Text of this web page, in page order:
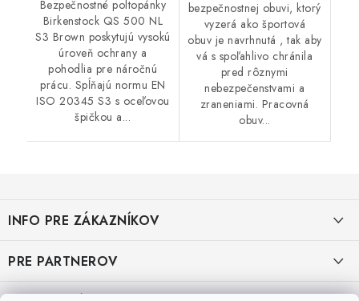
Bezpečnostné poltopánky
Birkenstock QS 500 NL
S3 Brown poskytujú vysokú
úroveň ochrany a
pohodlia pre náročnú
prácu. Spĺňajú normu EN
ISO 20345 S3 s oceľovou
špičkou a...
bezpečnostnej obuvi, ktorý
vyzerá ako športová
obuv je navrhnutá , tak aby
vá s spoľahlivo chránila
pred rôznymi
nebezpečenstvami a
zraneniami. Pracovná
obuv...
p
ä
INFO PRE ZÁKAZNÍKOV
OBCHODNÉ PODMIENKY
PRE PARTNEROV
KATALÓG OBUVI A OPP ČERVA